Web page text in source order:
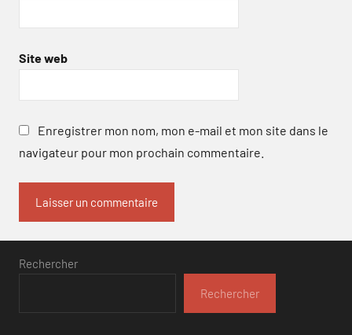
Site web
Enregistrer mon nom, mon e-mail et mon site dans le
navigateur pour mon prochain commentaire.
Rechercher
Rechercher